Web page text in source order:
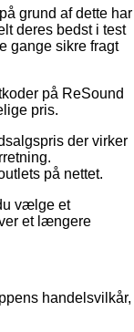
grund af dette har
deres bedst i test
gange sikre fragt
på ReSound
pris.
der virker
på nettet.
vælge et
et længere
handelsvilkår,